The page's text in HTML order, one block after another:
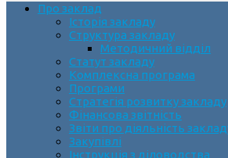
Про заклад
Історія закладу
Структура закладу
Методичний відділ
Статут закладу
Комплексна програма
Програми
Стратегія розвитку закладу
Фінансова звітність
Звіти про діяльність
Закупівлі
Інструкція з діловодства